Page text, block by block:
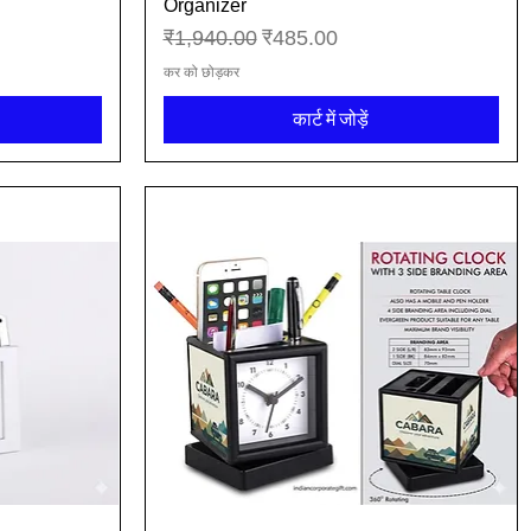
Organizer
नियमित मूल्य
₹1,940.00 बिक्री मूल्य
₹485.00
कर को छोड़कर
कार्ट में जोड़ें